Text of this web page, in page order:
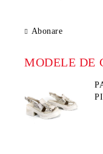
Abonare
MODELE DE